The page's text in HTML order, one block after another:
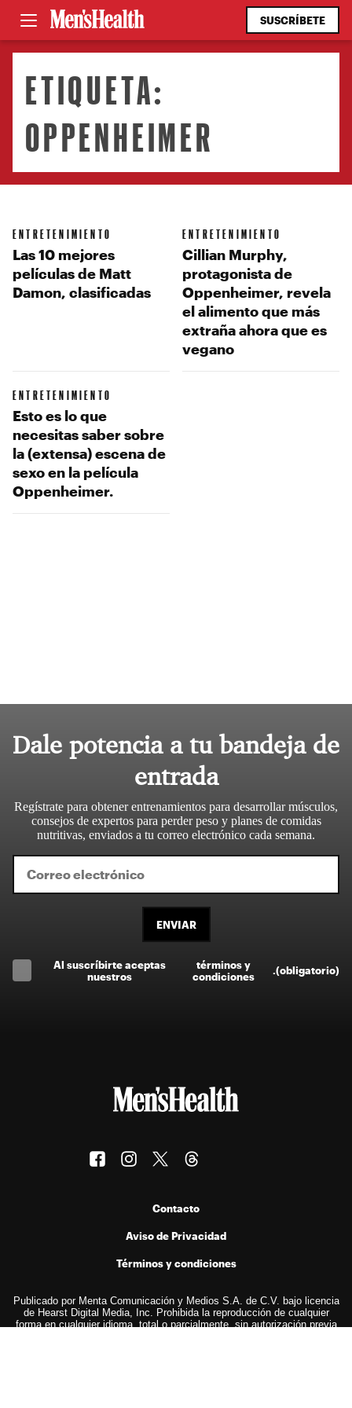
SUSCRÍBETE
ETIQUETA:
OPPENHEIMER
ENTRETENIMIENTO
Las 10 mejores
películas de Matt
Damon, clasificadas
ENTRETENIMIENTO
Cillian Murphy,
protagonista de
Oppenheimer, revela
el alimento que más
extraña ahora que es
vegano
ENTRETENIMIENTO
Esto es lo que
necesitas saber sobre
la (extensa) escena de
sexo en la película
Oppenheimer.
Dale potencia a tu bandeja de
entrada
Regístrate para obtener entrenamientos para desarrollar músculos,
consejos de expertos para perder peso y planes de comidas
nutritivas, enviados a tu correo electrónico cada semana.
ENVIAR
Al suscríbirte aceptas
nuestros
términos y
condiciones
.(obligatorio)
Contacto
Aviso de Privacidad
Términos y condiciones
Publicado por Menta Comunicación y Medios S.A. de C.V. bajo licencia
de Hearst Digital Media, Inc. Prohibida la reproducción de cualquier
forma en cualquier idioma, total o parcialmente, sin autorización previa